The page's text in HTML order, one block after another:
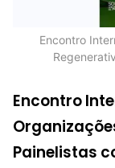
Encontro
Encontro
Painelistas